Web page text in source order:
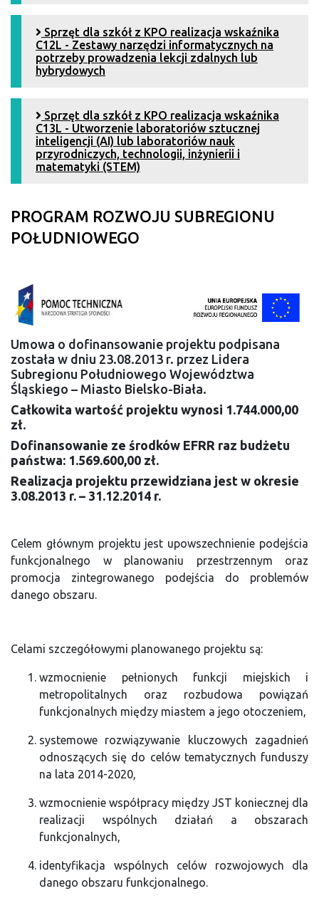
Sprzęt dla szkół z KPO realizacja wskaźnika
C12L - Zestawy narzędzi informatycznych na
potrzeby prowadzenia lekcji zdalnych lub
hybrydowych
Sprzęt dla szkół z KPO realizacja wskaźnika
C13L - Utworzenie laboratoriów sztucznej
inteligencji (AI) lub laboratoriów nauk
przyrodniczych, technologii, inżynierii i
matematyki (STEM)
PROGRAM ROZWOJU SUBREGIONU
POŁUDNIOWEGO
Umowa o dofinansowanie projektu podpisana
została w dniu 23.08.2013 r. przez Lidera
Subregionu Południowego Województwa
Śląskiego – Miasto Bielsko-Biała.
Całkowita wartość projektu wynosi 1.744.000,00
zł.
Dofinansowanie ze środków EFRR raz budżetu
państwa: 1.569.600,00 zł.
Realizacja projektu przewidziana jest w okresie
3.08.2013 r. – 31.12.2014 r.
Celem głównym projektu jest upowszechnienie podejścia
funkcjonalnego w planowaniu przestrzennym oraz
promocja zintegrowanego podejścia do problemów
danego obszaru.
Celami szczegółowymi planowanego projektu są:
wzmocnienie pełnionych funkcji miejskich i
metropolitalnych oraz rozbudowa powiązań
funkcjonalnych między miastem a jego otoczeniem,
systemowe rozwiązywanie kluczowych zagadnień
odnoszących się do celów tematycznych funduszy
na lata 2014-2020,
wzmocnienie współpracy między JST koniecznej dla
realizacji wspólnych działań a obszarach
funkcjonalnych,
identyfikacja wspólnych celów rozwojowych dla
danego obszaru funkcjonalnego.